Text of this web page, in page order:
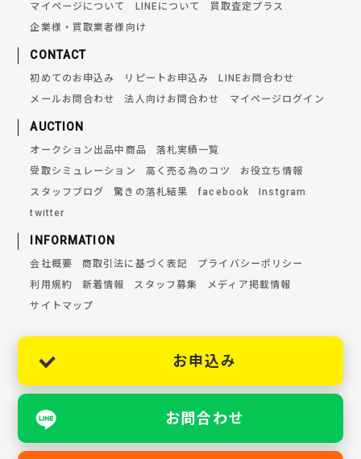
マイページについて
LINEについて
買取査定プラス
企業様・買取業者様向け
CONTACT
初めてのお申込み リピートお申込み
LINEお問合わせ
メールお問合わせ
法人向けお問合わせ マイページログイン
AUCTION
オークション出品中商品
落札実績一覧
受取シミュレーション
高く売る為のコツ
お役立ち情報
スタッフブログ
驚きの落札結果 facebook
Instgram
twitter
INFORMATION
会社概要 商取引法に基づく表記
プライバシーポリシー
利用規約
新着情報 スタッフ募集
メディア掲載情報
サイトマップ
お申込み
お問合わせ